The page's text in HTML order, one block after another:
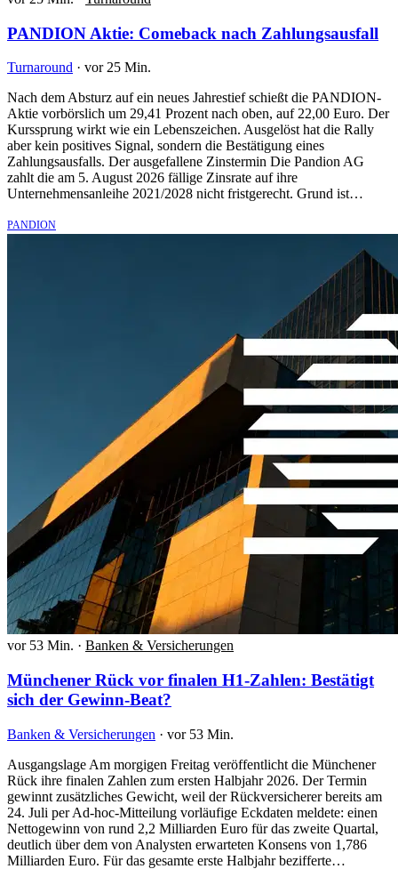
PANDION Aktie: Comeback nach Zahlungsausfall
Turnaround · vor 25 Min.
Nach dem Absturz auf ein neues Jahrestief schießt die PANDION-
Aktie vorbörslich um 29,41 Prozent nach oben, auf 22,00 Euro. Der
Kurssprung wirkt wie ein Lebenszeichen. Ausgelöst hat die Rally
aber kein positives Signal, sondern die Bestätigung eines
Zahlungsausfalls. Der ausgefallene Zinstermin Die Pandion AG
zahlt die am 5. August 2026 fällige Zinsrate auf ihre
Unternehmensanleihe 2021/2028 nicht fristgerecht. Grund ist…
PANDION
vor 53 Min. · Banken & Versicherungen
Münchener Rück vor finalen H1-Zahlen: Bestätigt
sich der Gewinn-Beat?
Banken & Versicherungen · vor 53 Min.
Ausgangslage Am morgigen Freitag veröffentlicht die Münchener
Rück ihre finalen Zahlen zum ersten Halbjahr 2026. Der Termin
gewinnt zusätzliches Gewicht, weil der Rückversicherer bereits am
24. Juli per Ad-hoc-Mitteilung vorläufige Eckdaten meldete: einen
Nettogewinn von rund 2,2 Milliarden Euro für das zweite Quartal,
deutlich über dem von Analysten erwarteten Konsens von 1,786
Milliarden Euro. Für das gesamte erste Halbjahr bezifferte…